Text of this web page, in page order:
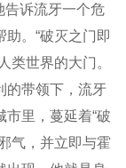
告诉流牙一个危
。“破灭之门即
类世界的大门。
的带领下，流牙
里，蔓延着“破
气，并立即与霍